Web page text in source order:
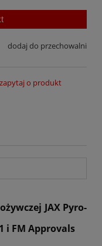
dodaj do przechowalni
zapytaj o produkt
JAX Pyro-
i FM Approvals